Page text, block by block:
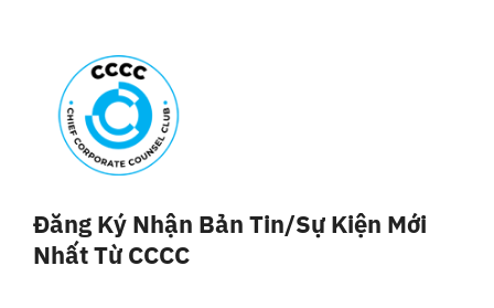
Đăng Ký Nhận Bản Tin/sự Kiện Mới
Nhất Từ CCCC